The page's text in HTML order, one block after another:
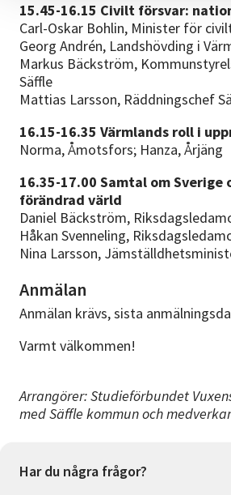
15.45-16.15 Civilt försvar:
Carl-Oskar Bohlin, Minister för
Georg Andrén, Landshövding i
Markus Bäckström,
Säffle
Mattias Larsson, Räddningschef
16.15-16.35 Värmlands roll i
Norma, Åmotsfors; Hanza, Årjäng
16.35-17.00 Samtal om Sverige
förändrad värld
Daniel Bäckström,
Håkan Svenneling,
Nina Larsson,
Anmälan
Anmälan krävs, sista
Varmt välkommen!
Arrangörer: Studieförbundet
med Säffle kommun och
Har du några frågor?